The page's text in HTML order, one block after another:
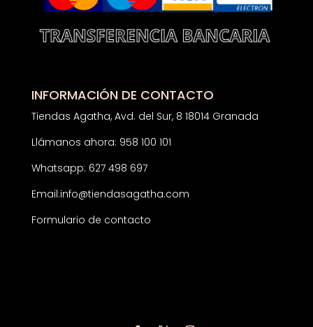
INFORMACIÓN DE CONTACTO
Tiendas Agatha, Avd. del Sur, 8 18014 Granada
Llámanos ahora: 958 100 101
Whatsapp: 627 498 697
Email:info@tiendasagatha.com
Formulario de contacto